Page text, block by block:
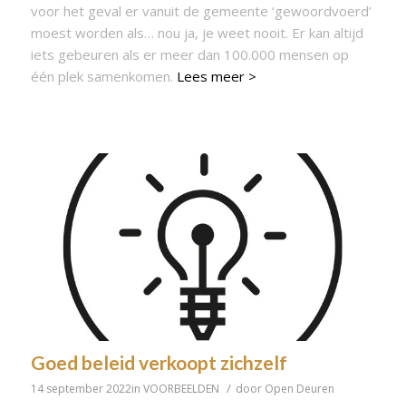
voor het geval er vanuit de gemeente ‘gewoordvoerd’
moest worden als… nou ja, je weet nooit. Er kan altijd
iets gebeuren als er meer dan 100.000 mensen op
één plek samenkomen. Lees meer >
Goed beleid verkoopt zichzelf
14 september 2022in VOORBEELDEN / door Open Deuren